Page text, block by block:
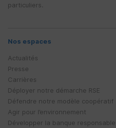
particuliers.
Nos espaces
Actualités
Presse
Carrières
Déployer notre démarche RSE
Défendre notre modèle coopératif
Agir pour l’environnement
Développer la banque